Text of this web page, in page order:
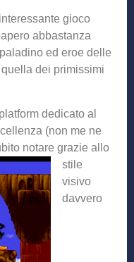
gioco
abbastanza
ed eroe delle
dei primissimi
dedicato al
(non me ne
notare grazie allo
stile
visivo
davvero